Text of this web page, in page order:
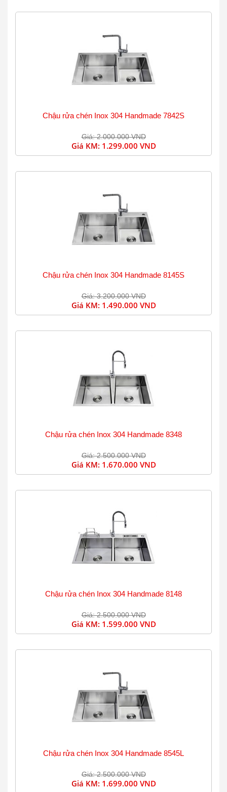
Chậu rửa chén Inox 304 Handmade 7842S
Giá: 2.000.000 VND
Giá KM: 1.299.000 VND
Chậu rửa chén Inox 304 Handmade 8145S
Giá: 3.200.000 VND
Giá KM: 1.490.000 VND
Chậu rửa chén Inox 304 Handmade 8348
Giá: 2.500.000 VND
Giá KM: 1.670.000 VND
Chậu rửa chén Inox 304 Handmade 8148
Giá: 2.500.000 VND
Giá KM: 1.599.000 VND
Chậu rửa chén Inox 304 Handmade 8545L
Giá: 2.500.000 VND
Giá KM: 1.699.000 VND